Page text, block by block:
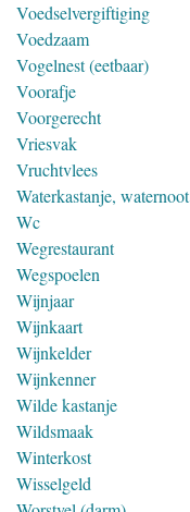
Voedselvergiftiging
Voedzaam
Vogelnest (eetbaar)
Voorafje
Voorgerecht
Vriesvak
Vruchtvlees
Waterkastanje, waternoot
Wc
Wegrestaurant
Wegspoelen
Wijnjaar
Wijnkaart
Wijnkelder
Wijnkenner
Wilde kastanje
Wildsmaak
Winterkost
Wisselgeld